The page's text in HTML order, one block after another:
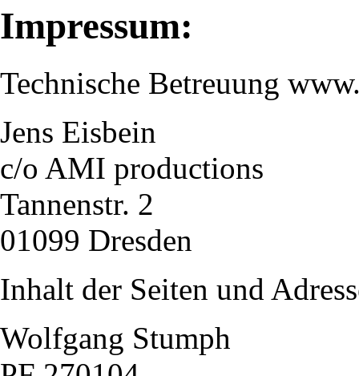
Impressum:
Technische Betreuung
Jens Eisbein
c/o AMI productions
Tannenstr. 2
01099 Dresden
Inhalt der Seiten und
Wolfgang Stumph